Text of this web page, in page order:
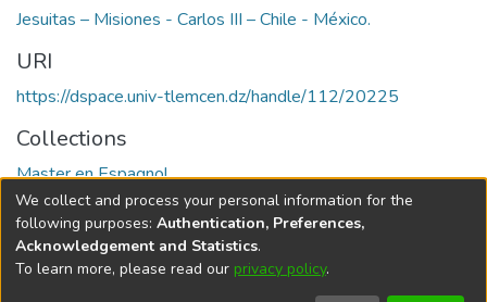
Jesuitas – Misiones - Carlos III – Chile - México.
URI
https://dspace.univ-tlemcen.dz/handle/112/20225
Collections
Master en Espagnol
Full item page
DSpace softwarecopyright © 2002-2026
We collect and process your personal information for the
following purposes: Authentication, Preferences,
Acknowledgement and Statistics.
To learn more, please read our privacy policy.